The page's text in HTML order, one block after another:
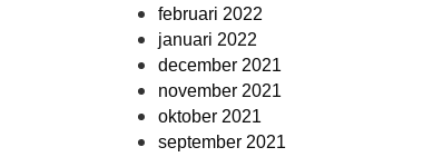
februari 2022
januari 2022
december 2021
november 2021
oktober 2021
september 2021